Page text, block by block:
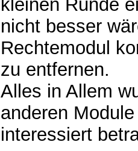
kleinen Runde
nicht besser
Rechtemodul
zu entfernen.
Alles in Allem
anderen
interessiert